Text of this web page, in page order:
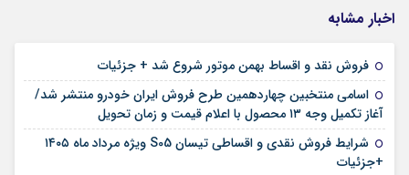
اخبار مشابه
فروش نقد و اقساط بهمن موتور شروع شد + جزئیات
اسامی منتخبین چهاردهمین طرح فروش ایران خودرو منتشر شد/
آغاز تکمیل وجه ۱۳ محصول با اعلام قیمت و زمان تحویل
شرایط فروش نقدی و اقساطی تیسان S05 ویژه مرداد ماه ۱۴۰۵
+جزئیات